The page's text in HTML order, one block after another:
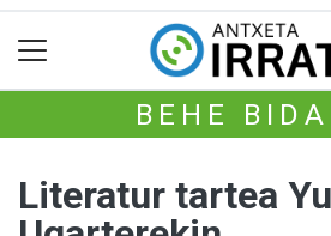
BEHE
Literatur tartea